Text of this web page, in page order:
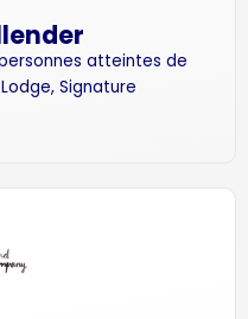
atteintes de
Signature